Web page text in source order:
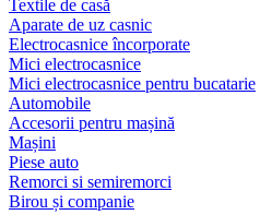
Textile de casă
Aparate de uz casnic
Electrocasnice încorporate
Mici electrocasnice
Mici electrocasnice pentru bucatarie
Automobile
Accesorii pentru mașină
Mașini
Piese auto
Remorci si semiremorci
Birou și companie